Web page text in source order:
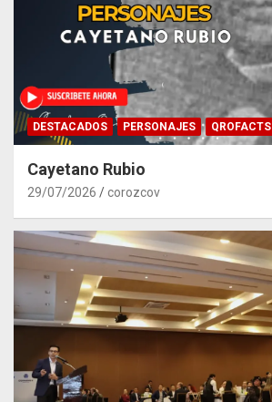
DESTACADOS PERSONAJES QROFACTS
Cayetano Rubio
29/07/2026 corozcov